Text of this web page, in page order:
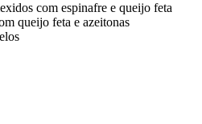
com espinafre e queijo feta
queijo feta e azeitonas